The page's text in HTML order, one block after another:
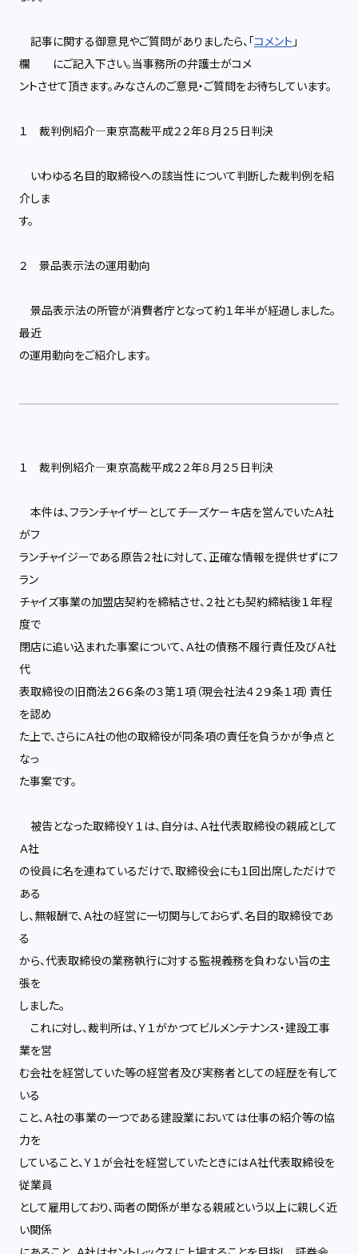
記事に関する御意見やご質問がありましたら、「コメント」
欄
にご記入下さい。当事務所の弁護士がコメ
ントさせて頂きます。みなさんのご意見・ご質問をお待ちしています。
１ 裁判例紹介―東京高裁平成２２年８月２５日判決
いわゆる名目的取締役への該当性について判断した裁判例を紹
介しま
す。
２ 景品表示法の運用動向
景品表示法の所管が消費者庁となって約１年半が経過しました。
最近
の運用動向をご紹介します。
１ 裁判例紹介―東京高裁平成２２年８月２５日判決
本件は、フランチャイザーとしてチーズケーキ店を営んでいたＡ社
がフ
ランチャイジーである原告２社に対して、正確な情報を提供せずにフ
ラン
チャイズ事業の加盟店契約を締結させ、２社とも契約締結後１年程
度で
閉店に追い込まれた事案について、Ａ社の債務不履行責任及びＡ社
代
表取締役の旧商法２６６条の３第１項（現会社法４２９条１項）責任
を認め
た上で、さらにＡ社の他の取締役が同条項の責任を負うかが争点と
なっ
た事案です。
被告となった取締役Ｙ１は、自分は、Ａ社代表取締役の親戚として
Ａ社
の役員に名を連ねているだけで、取締役会にも１回出席しただけで
ある
し、無報酬で、Ａ社の経営に一切関与しておらず、名目的取締役であ
る
から、代表取締役の業務執行に対する監視義務を負わない旨の主
張を
しました。
これに対し、裁判所は、Ｙ１がかつてビルメンテナンス・建設工事
業を営
む会社を経営していた等の経営者及び実務者としての経歴を有して
いる
こと、Ａ社の事業の一つである建設業においては仕事の紹介等の協
力を
していること、Ｙ１が会社を経営していたときにはＡ社代表取締役を
従業員
として雇用しており、両者の関係が単なる親戚という以上に親しく近
い関係